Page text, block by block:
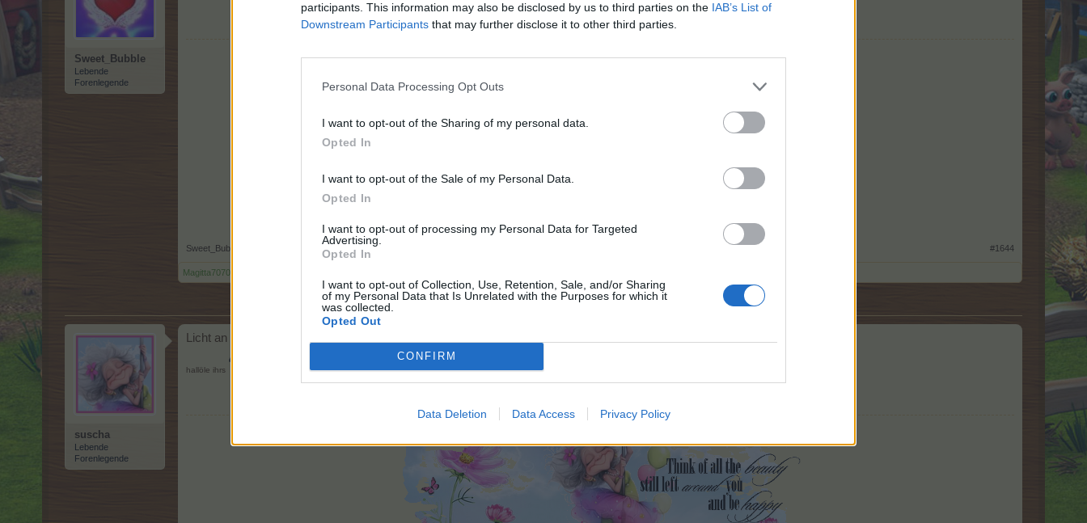
participants. This information may also be disclosed by us to third parties on the IAB’s List of
Downstream Participants that may further disclose it to other third parties.
Personal Data Processing Opt Outs
I want to opt-out of the Sharing of my personal data.
Opted In
I want to opt-out of the Sale of my Personal Data.
Opted In
I want to opt-out of processing my Personal Data for Targeted
Advertising.
Opted In
I want to opt-out of Collection, Use, Retention, Sale, and/or Sharing
of my Personal Data that Is Unrelated with the Purposes for which it
was collected.
Opted Out
CONFIRM
Data Deletion Data Access Privacy Policy
Sweet_Bubble
Lebende
Forenlegende
*lebe, liebe und lache*
Sweet_Bubble #1644
Magitta7070
suscha
Lebende
Forenlegende
Licht an
hallöle ihrs